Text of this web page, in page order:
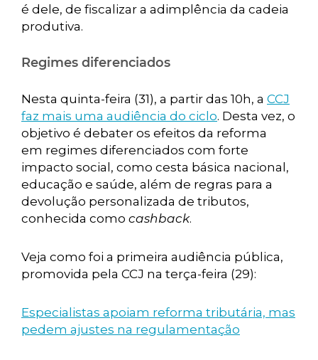
é dele, de fiscalizar a adimplência da cadeia
produtiva.
Regimes diferenciados
Nesta quinta-feira (31), a partir das 10h, a CCJ
faz mais uma audiência do ciclo. Desta vez, o
objetivo é debater os efeitos da reforma
em regimes diferenciados com forte
impacto social, como cesta básica nacional,
educação e saúde, além de regras para a
devolução personalizada de tributos,
conhecida como cashback.
Veja como foi a primeira audiência pública,
promovida pela CCJ na terça-feira (29):
Especialistas apoiam reforma tributária, mas
pedem ajustes na regulamentação